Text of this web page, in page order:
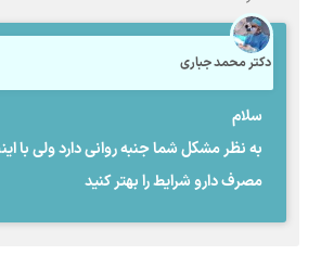
دکتر محمد جباری
سلام
به نظر مشکل شما جنبه روانی دارد ولی با
مصرف دارو شرایط را بهتر کنید